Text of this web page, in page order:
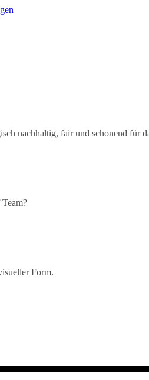
nachhaltig, fair und schonend für
Form.